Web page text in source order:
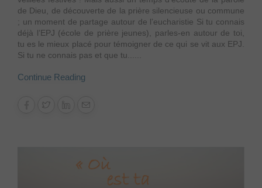
de Dieu, de découverte de la prière silencieuse ou commune
; un moment de partage autour de l’eucharistie Si tu connais
déjà l’EPJ (école de prière jeunes), parles-en autour de toi,
tu es le mieux placé pour témoigner de ce qui se vit aux EPJ.
Si tu ne connais pas et que tu......
Continue Reading